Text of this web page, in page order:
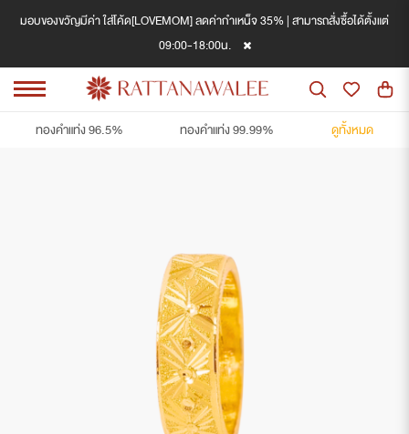
มอบของขวัญมีค่า ใส่โค้ด[LOVEMOM] ลดค่ากำเหน็จ 35% | สามารถสั่งซื้อได้ตั้งแต่
09:00-18:00น.
ทองคำแท่ง 96.5% ทองคำแท่ง 99.99% ดูทั้งหมด